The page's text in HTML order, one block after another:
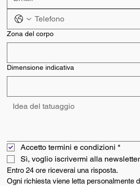
Zona del corpo
Dimensione indicativa
Accetto termini e condizioni *
Sì, voglio iscrivermi alla
Entro 24 ore riceverai una risposta.
Ogni richiesta viene letta personalmente